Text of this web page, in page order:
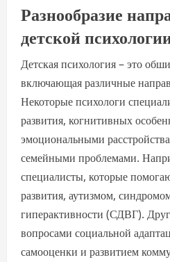
Разнообразие
детской
Детская психология – это
включающая различные
Некоторые психологи
развития, когнитивных
эмоциональными
семейными проблемами.
специалисты, которые
развития, аутизмом,
гиперактивности (СДВГ).
вопросами социальной
самооценки и развитием